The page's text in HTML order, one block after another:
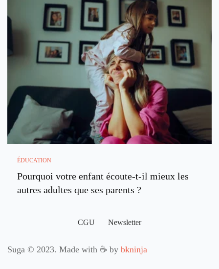
ÉDUCATION
Pourquoi votre enfant écoute-t-il mieux les
autres adultes que ses parents ?
CGU Newsletter
Suga © 2023. Made with ☕ by bkninja